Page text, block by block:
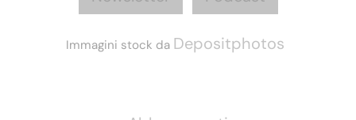
Immagini stock da Depositphotos